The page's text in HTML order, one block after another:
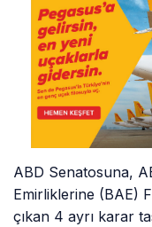
ABD Senatosuna,
Emirliklerine (BAE)
çıkan 4 ayrı karar